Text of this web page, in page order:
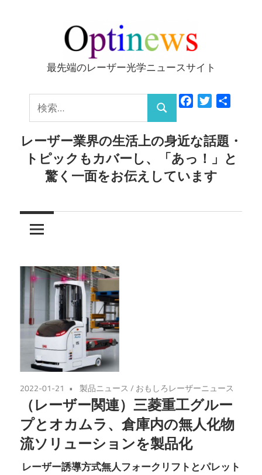
ッ
Optinews
最先端のレーザー光学ニュースサイト
索:
検
索
FacebookTwitter
レーザー業界の生活上の身近な話題・
トピックもカバーし、「あっ！」と
驚く一面をお伝えしています
2022-01-21 製品ニュース / おもしろレーザーニュース
（レーザー関連）三菱重⼯グルー
プとオカムラ、倉庫内の無⼈化物
流ソリューションを製品化
レーザー誘導⽅式無⼈フォークリフトとパレット